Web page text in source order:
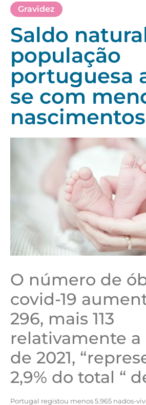
Gravidez
Saldo
população
portuguesa
se com
nascimentos
O número de
covid-19
296, mais 113
relativamente
de 2021,
2,9% do total “
Portugal registou menos 5.965 nados-